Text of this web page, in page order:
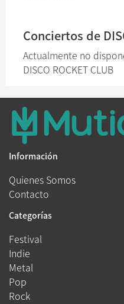
Conciertos de
Actualmente no
DISCO ROCKET CLUB
Información
Quienes Somos
Contacto
Categorías
Festival
Indie
Metal
Pop
Rock